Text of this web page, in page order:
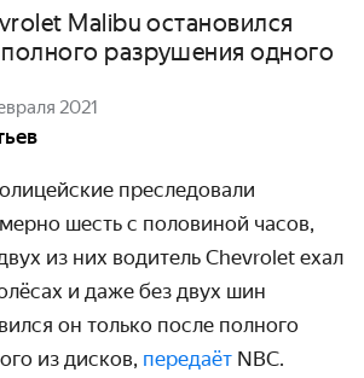
Malibu остановился
разрушения одного
2021
преследовали
шесть с половиной часов,
из них водитель Chevrolet ехал
и даже без двух шин
он только после полного
из дисков, передаёт NBC.